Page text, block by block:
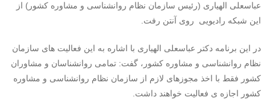
عباسعلی الهیاری (رئیس سازمان نظام روانشناسی و مشاوره کشور) از
این شبکه رادیویی روی آنتن رفت.
در این برنامه دکتر عباسعلی الهیاری با اشاره به این فعالیت های سازمان
نظام روانشناسی و مشاوره کشور، گفت: تمامی روانشناسان و مشاوران
کشور فقط با اخذ مجوزهای لازم از سازمان نظام روانشناسی و مشاوره
کشور اجازه ی فعالیت خواهند داشت.